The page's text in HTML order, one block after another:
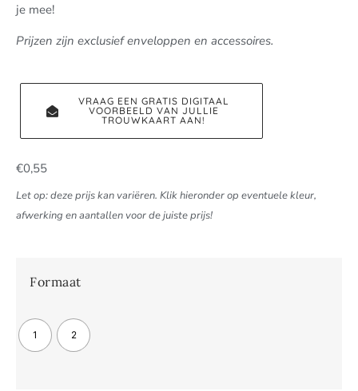
je mee!
Prijzen zijn exclusief enveloppen en accessoires.
VRAAG EEN GRATIS DIGITAAL
VOORBEELD VAN JULLIE
TROUWKAART AAN!
€0,55
Let op: deze prijs kan variëren. Klik hieronder op eventuele kleur,
afwerking en aantallen voor de juiste prijs!
Formaat
1 2